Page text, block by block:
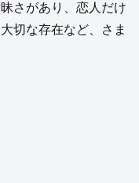
さがあり、恋人だけ
切な存在など、さま